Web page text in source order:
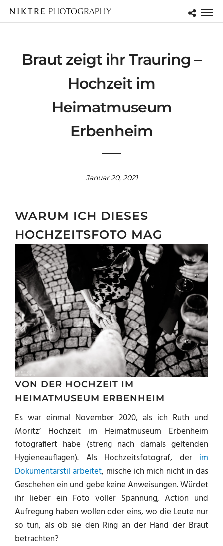
Braut zeigt ihr Trauring –
Hochzeit im
Heimatmuseum
Erbenheim
Januar 20, 2021
WARUM ICH DIESES
HOCHZEITSFOTO MAG
VON DER HOCHZEIT IM
HEIMATMUSEUM ERBENHEIM
Es war einmal November 2020, als ich Ruth und
Moritz’ Hochzeit im Heimatmuseum Erbenheim
fotografiert habe (streng nach damals geltenden
Hygieneauflagen). Als Hochzeitsfotograf, der im
Dokumentarstil arbeitet, mische ich mich nicht in das
Geschehen ein und gebe keine Anweisungen. Würdet
ihr lieber ein Foto voller Spannung, Action und
Aufregung haben wollen oder eins, wo die Leute nur
so tun, als ob sie den Ring an der Hand der Braut
betrachten?